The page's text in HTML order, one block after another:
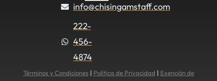
info@chisingamstaff.com
222-
456-
4874
Términos y Condiciones | Política de Privacidad | Exención de